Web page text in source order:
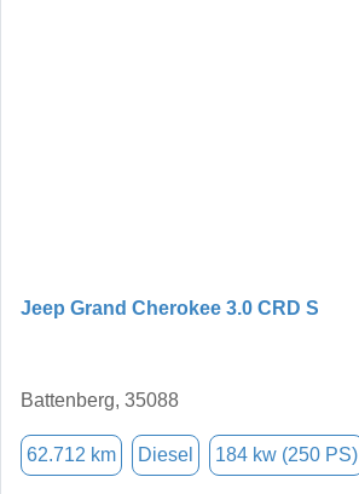
Jeep Grand Cherokee 3.0 CRD S
Battenberg, 35088
62.712 km Diesel 184 kw (250 PS)